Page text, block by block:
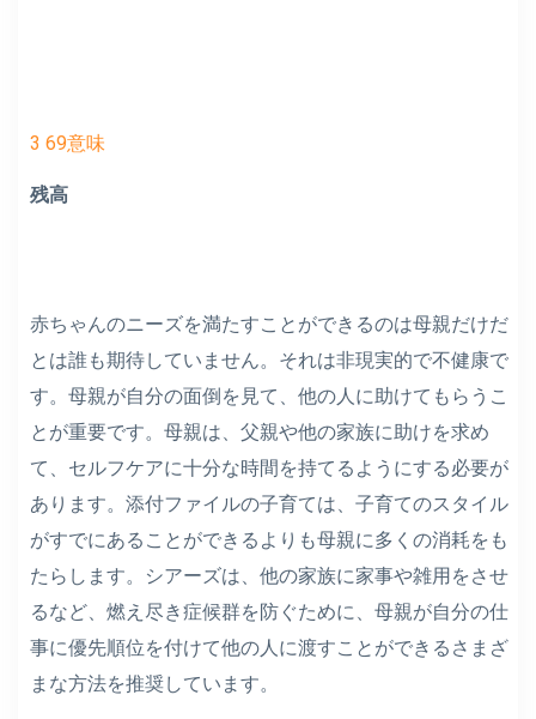
3 69意味
残高
赤ちゃんのニーズを満たすことができるのは母親だけだ
とは誰も期待していません。それは非現実的で不健康で
す。母親が自分の面倒を見て、他の人に助けてもらうこ
とが重要です。母親は、父親や他の家族に助けを求め
て、セルフケアに十分な時間を持てるようにする必要が
あります。添付ファイルの子育ては、子育てのスタイル
がすでにあることができるよりも母親に多くの消耗をも
たらします。シアーズは、他の家族に家事や雑用をさせ
るなど、燃え尽き症候群を防ぐために、母親が自分の仕
事に優先順位を付けて他の人に渡すことができるさまざ
まな方法を推奨しています。